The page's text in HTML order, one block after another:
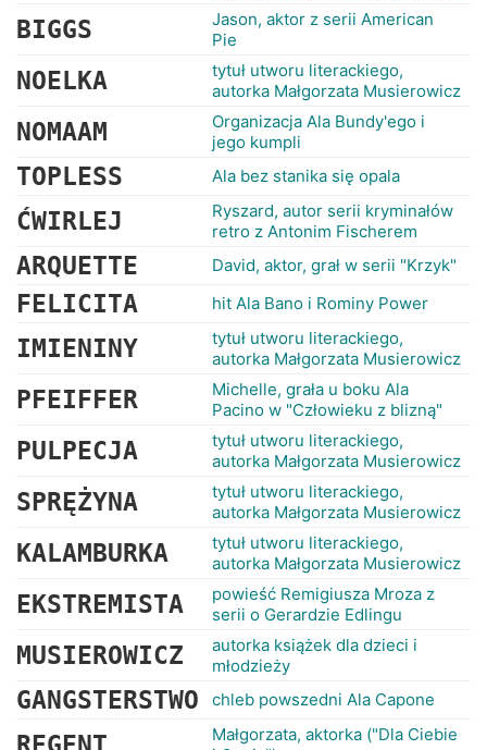
BIGGS
Jason, aktor z serii American
Pie
NOELKA
tytuł utworu literackiego,
autorka Małgorzata Musierowicz
NOMAAM
Organizacja Ala Bundy'ego i
jego kumpli
TOPLESS Ala bez stanika się opala
ĆWIRLEJ
Ryszard, autor serii kryminałów
retro z Antonim Fischerem
ARQUETTE David, aktor, grał w serii "Krzyk"
FELICITA hit Ala Bano i Rominy Power
IMIENINY
tytuł utworu literackiego,
autorka Małgorzata Musierowicz
PFEIFFER
Michelle, grała u boku Ala
Pacino w "Człowieku z blizną"
PULPECJA
tytuł utworu literackiego,
autorka Małgorzata Musierowicz
SPRĘŻYNA
tytuł utworu literackiego,
autorka Małgorzata Musierowicz
KALAMBURKA
tytuł utworu literackiego,
autorka Małgorzata Musierowicz
EKSTREMISTA
powieść Remigiusza Mroza z
serii o Gerardzie Edlingu
MUSIEROWICZ
autorka książek dla dzieci i
młodzieży
GANGSTERSTWO chleb powszedni Ala Capone
Małgorzata, aktorka ("Dla Ciebie